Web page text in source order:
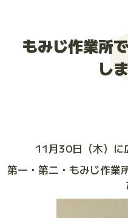
大会
もみじ作業所
し
11月30日（木）に
第一・第二・もみじ作業